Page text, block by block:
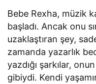
Bebe Rexha, müzik
başladı. Ancak onu
uzaklaştıran şey,
zamanda yazarlık
yazdığı şarkılar,
gibiydi. Kendi